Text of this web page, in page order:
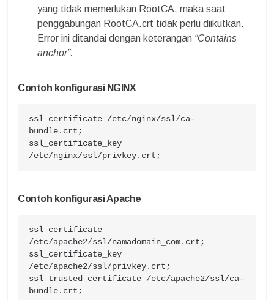
yang tidak memerlukan RootCA, maka saat
penggabungan RootCA.crt tidak perlu diikutkan.
Error ini ditandai dengan keterangan “Contains
anchor”.
Contoh konfigurasi NGINX
ssl_certificate /etc/nginx/ssl/ca-
bundle.crt;
ssl_certificate_key
/etc/nginx/ssl/privkey.crt;
Contoh konfigurasi Apache
ssl_certificate
/etc/apache2/ssl/namadomain_com.crt;
ssl_certificate_key
/etc/apache2/ssl/privkey.crt;
ssl_trusted_certificate /etc/apache2/ssl/ca-
bundle.crt;